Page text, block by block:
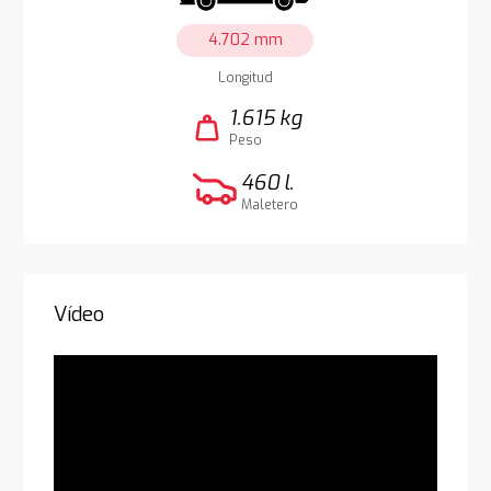
4.702 mm
Longitud
weight 1.615 kg
Peso
460 l.
Maletero
Vídeo